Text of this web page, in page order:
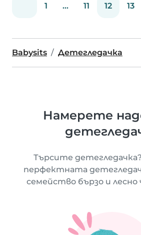
1 ... 11 12 13
Babysits Детегледачка
Намерете
Търсите
перфектната
семейство бързо и лесно